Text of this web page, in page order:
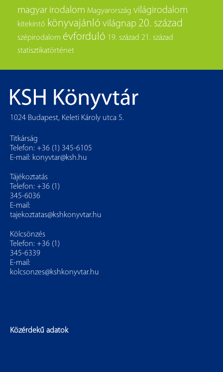
magyar irodalom Magyarország világirodalom
kitekintő könyvajánló világnap 20. század
szépirodalom évforduló 19. század 21. század
statisztikatörténet
1024 Budapest, Keleti Károly utca 5.
Titkárság
Telefon: +36 (1) 345-6105
E-mail: konyvtar@ksh.hu
Tájékoztatás
Telefon: +36 (1)
345-6036
E-mail:
tajekoztatas@kshkonyvtar.hu
Kölcsönzés
Telefon: +36 (1)
345-6339
E-mail:
kolcsonzes@kshkonyvtar.hu
Közérdekű adatok